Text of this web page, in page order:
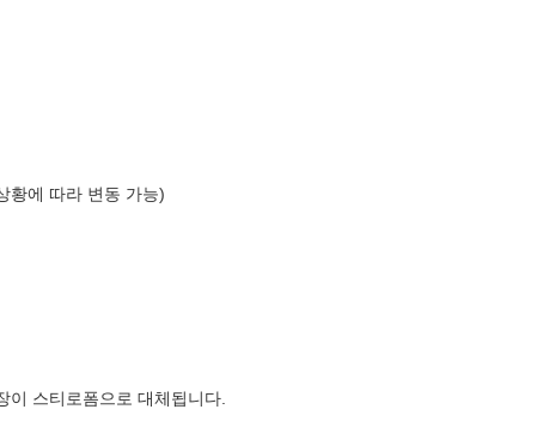
황에 따라 변동 가능)
이 스티로폼으로 대체됩니다.